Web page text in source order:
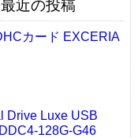
近の投稿
カード EXCERIA
Drive Luxe USB
128G-G46